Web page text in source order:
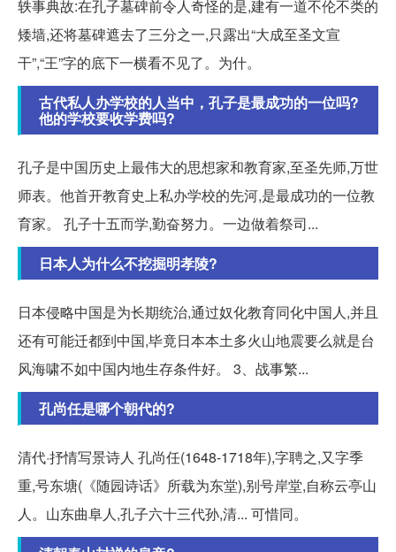
轶事典故:在孔子墓碑前令人奇怪的是,建有一道不伦不类的
矮墙,还将墓碑遮去了三分之一,只露出“大成至圣文宣
干”,“王”字的底下一横看不见了。为什。
古代私人办学校的人当中，孔子是最成功的一位吗?
他的学校要收学费吗?
孔子是中国历史上最伟大的思想家和教育家,至圣先师,万世
师表。他首开教育史上私办学校的先河,是最成功的一位教
育家。 孔子十五而学,勤奋努力。一边做着祭司...
日本人为什么不挖掘明孝陵?
日本侵略中国是为长期统治,通过奴化教育同化中国人,并且
还有可能迁都到中国,毕竟日本本土多火山地震要么就是台
风海啸不如中国内地生存条件好。 3、战事繁...
孔尚任是哪个朝代的?
清代·抒情写景诗人 孔尚任(1648-1718年),字聘之,又字季
重,号东塘(《随园诗话》所载为东堂),别号岸堂,自称云亭山
人。山东曲阜人,孔子六十三代孙,清... 可惜同。